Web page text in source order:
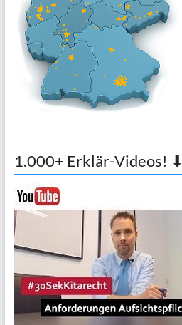
1.000+ Erklär-Videos! ⬇